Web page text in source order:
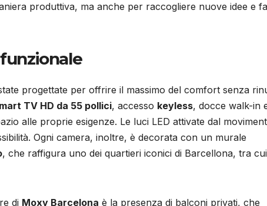
produttiva, ma anche per raccogliere nuove idee e
progettate per offrire il massimo del comfort senza
TV HD da 55 pollici, accesso keyless, docce walk-in
alle proprie esigenze. Le luci LED attivate dal
Ogni camera, inoltre, è decorata con un murale
, che raffigura uno dei quartieri iconici di Barcellona, tra cui
di Moxy Barcelona è la presenza di balconi privati, che